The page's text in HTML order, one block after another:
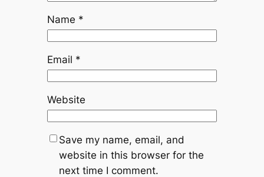
Name *
Email *
Website
Save my name, email, and
website in this browser for the
next time I comment.